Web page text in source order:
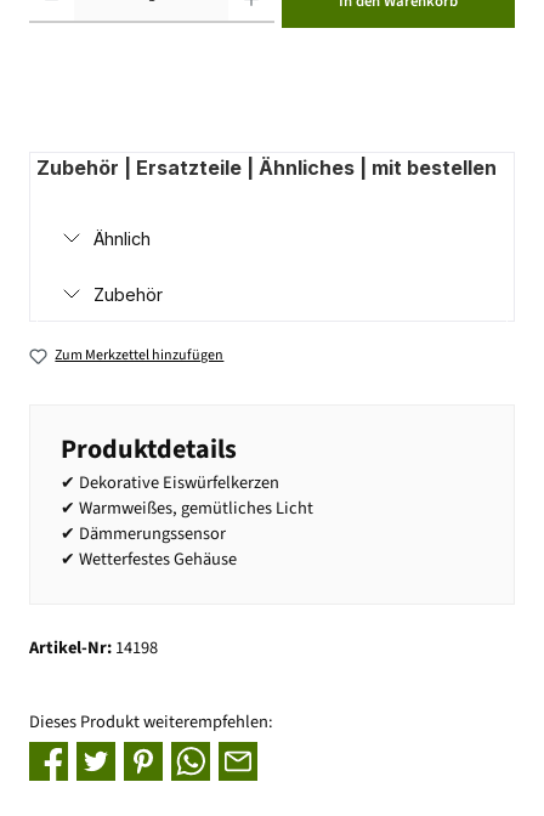
Zubehör | Ersatzteile | Ähnliches | mit bestellen
Ähnlich
Zubehör
Zum Merkzettel hinzufügen
Produktdetails
✔ Dekorative Eiswürfelkerzen
✔ Warmweißes, gemütliches Licht
✔ Dämmerungssensor
✔ Wetterfestes Gehäuse
Artikel-Nr:14198
Dieses Produkt weiterempfehlen: